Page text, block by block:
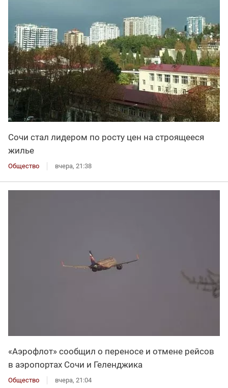
Сочи стал лидером по росту цен на строящееся
жилье
Общество вчера, 21:38
«Аэрофлот» сообщил о переносе и отмене рейсов
в аэропортах Сочи и Геленджика
Общество вчера, 21:04